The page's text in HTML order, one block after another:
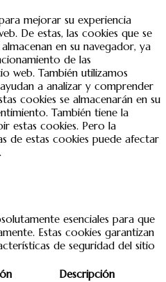
mejorar su experiencia
De estas, las cookies que se
en su navegador, ya
de las
web. También utilizamos
a analizar y comprender
cookies se almacenarán en su
También tiene la
estas cookies. Pero la
de estas cookies puede afectar
esenciales para que
Estas cookies garantizan
de seguridad del sitio
Descripción